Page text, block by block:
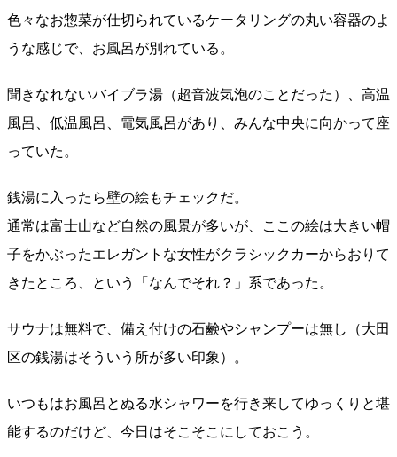
色々なお惣菜が仕切られているケータリングの丸い容器のよ
うな感じで、お風呂が別れている。
聞きなれないバイブラ湯（超音波気泡のことだった）、高温
風呂、低温風呂、電気風呂があり、みんな中央に向かって座
っていた。
銭湯に入ったら壁の絵もチェックだ。
通常は富士山など自然の風景が多いが、ここの絵は大きい帽
子をかぶったエレガントな女性がクラシックカーからおりて
きたところ、という「なんでそれ？」系であった。
サウナは無料で、備え付けの石鹸やシャンプーは無し（大田
区の銭湯はそういう所が多い印象）。
いつもはお風呂とぬる水シャワーを行き来してゆっくりと堪
能するのだけど、今日はそこそこにしておこう。